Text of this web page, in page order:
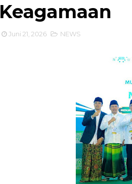
Keagamaan
Juni 21, 2026 NEWS